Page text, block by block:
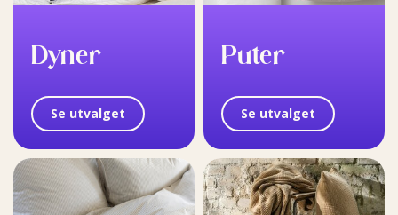
Dyner
Se utvalget
Puter
Se utvalget